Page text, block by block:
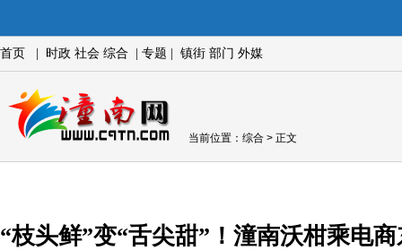
首页 时政 社会 综合 专题 镇街 部门 外媒
当前位置： 综合 > 正文
“枝头鲜”变“舌尖甜”！潼南沃柑乘电